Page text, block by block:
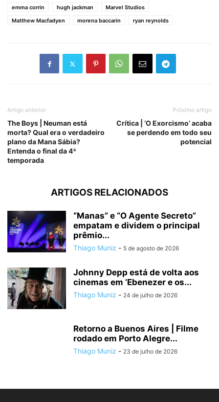
emma corrin
hugh jackman
Marvel Studios
Matthew Macfadyen
morena baccarin ryan reynolds
Artigo anterior
The Boys | Neuman está
morta? Qual era o verdadeiro
plano da Mana Sábia?
Entenda o final da 4ª
temporada
Próximo artigo
Crítica | ‘O Exorcismo’ acaba
se perdendo em todo seu
potencial
ARTIGOS RELACIONADOS
“Manas” e “O Agente Secreto”
empatam e dividem o principal
prêmio...
Thiago Muniz - 5 de agosto de 2026
Johnny Depp está de volta aos
cinemas em ‘Ebenezer e os...
Thiago Muniz - 24 de julho de 2026
Retorno a Buenos Aires | Filme
rodado em Porto Alegre...
Thiago Muniz - 23 de julho de 2026